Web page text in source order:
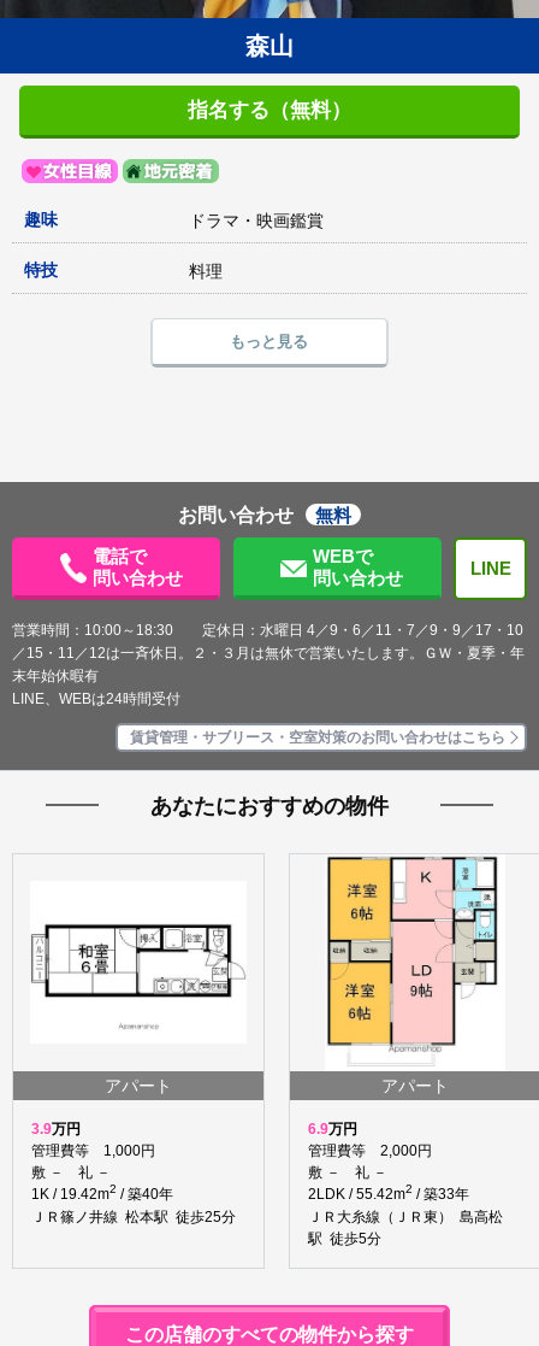
森山
指名する（無料）
趣味 ドラマ・映画鑑賞
特技 料理
もっと見る
お問い合わせ
無料
電話で
問い合わせ
WEBで
問い合わせ
LINE
営業時間：10:00～18:30 定休日：水曜日 4／9・6／11・7／9・9／17・10
／15・11／12は一斉休日。２・３月は無休で営業いたします。ＧＷ・夏季・年
末年始休暇有
LINE、WEBは24時間受付
賃貸管理・サブリース・空室対策のお問い合わせはこちら
あなたにおすすめの物件
アパート
3.9万円
管理費等 1,000円
敷 － 礼 －
1K / 19.42m2 / 築40年
ＪＲ篠ノ井線 松本駅 徒歩25分
アパート
6.9万円
管理費等 2,000円
敷 － 礼 －
2LDK / 55.42m2 / 築33年
ＪＲ大糸線（ＪＲ東） 島高松
駅 徒歩5分
この店舗のすべての物件から探す